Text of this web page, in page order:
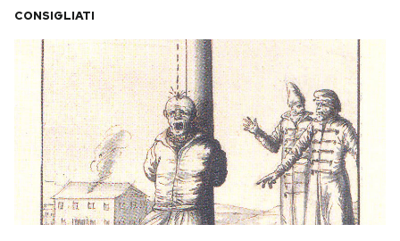
CONSIGLIATI